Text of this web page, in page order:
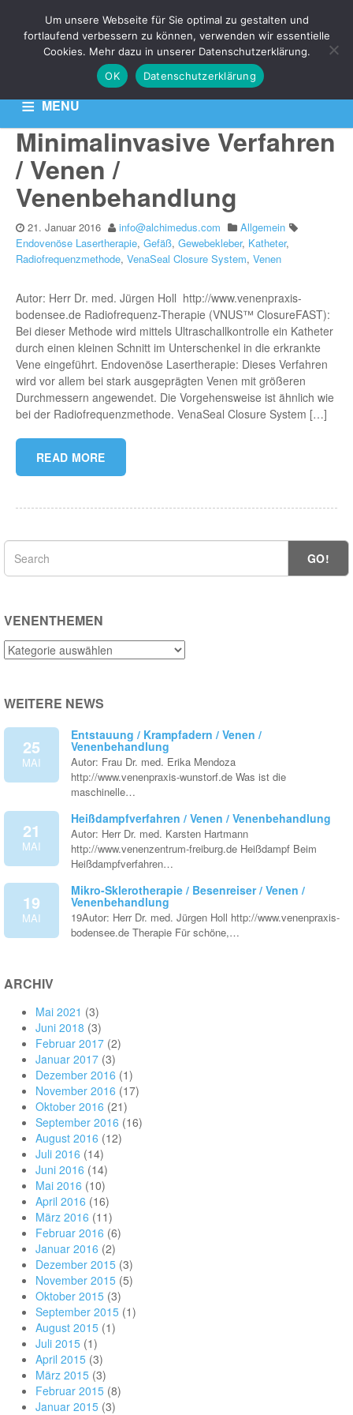
MENU
HOME KONTAKT DATENSCHUTZERKLÄRUNG
THEMA: VENASEAL
CLOSURE SYSTEM
Aktuelle News zu Ihren Venen-Themen: Krampfadern,
Besenreiser & Co
Minimalinvasive Verfahren
/ Venen /
Venenbehandlung
21. Januar 2016 info@alchimedus.com
Allgemein
Endovenöse Lasertherapie, Gefäß, Gewebekleber, Katheter,
Radiofrequenzmethode, VenaSeal Closure System, Venen
Autor: Herr Dr. med. Jürgen Holl http://www.venenpraxis-
bodensee.de Radiofrequenz-Therapie (VNUS™ ClosureFAST):
Bei dieser Methode wird mittels Ultraschallkontrolle ein Katheter
durch einen kleinen Schnitt im Unterschenkel in die erkrankte
Vene eingeführt. Endovenöse Lasertherapie: Dieses Verfahren
wird vor allem bei stark ausgeprägten Venen mit größeren
Durchmessern angewendet. Die Vorgehensweise ist ähnlich wie
bei der Radiofrequenzmethode. VenaSeal Closure System […]
READ MORE
GO!
VENENTHEMEN
Venenthemen
WEITERE NEWS
25
MAI
Entstauung / Krampfadern / Venen /
Venenbehandlung
Autor: Frau Dr. med. Erika Mendoza
http://www.venenpraxis-wunstorf.de Was ist die
maschinelle…
21
MAI
Heißdampfverfahren / Venen / Venenbehandlung
Autor: Herr Dr. med. Karsten Hartmann
http://www.venenzentrum-freiburg.de Heißdampf Beim
Heißdampfverfahren…
19
MAI
Mikro-Sklerotherapie / Besenreiser / Venen /
Venenbehandlung
19Autor: Herr Dr. med. Jürgen Holl http://www.venenpraxis-
bodensee.de Therapie Für schöne,…
ARCHIV
Mai 2021 (3)
Juni 2018 (3)
Februar 2017 (2)
Januar 2017 (3)
Dezember 2016 (1)
November 2016 (17)
Oktober 2016 (21)
September 2016 (16)
August 2016 (12)
Juli 2016 (14)
Juni 2016 (14)
Mai 2016 (10)
April 2016 (16)
März 2016 (11)
Februar 2016 (6)
Januar 2016 (2)
Dezember 2015 (3)
November 2015 (5)
Oktober 2015 (3)
September 2015 (1)
August 2015 (1)
Juli 2015 (1)
April 2015 (3)
März 2015 (3)
Februar 2015 (8)
Januar 2015 (3)
Um unsere Webseite für Sie optimal zu gestalten und
fortlaufend verbessern zu können, verwenden wir essentielle
Cookies. Mehr dazu in unserer Datenschutzerklärung.
OK
Datenschutzerklärung